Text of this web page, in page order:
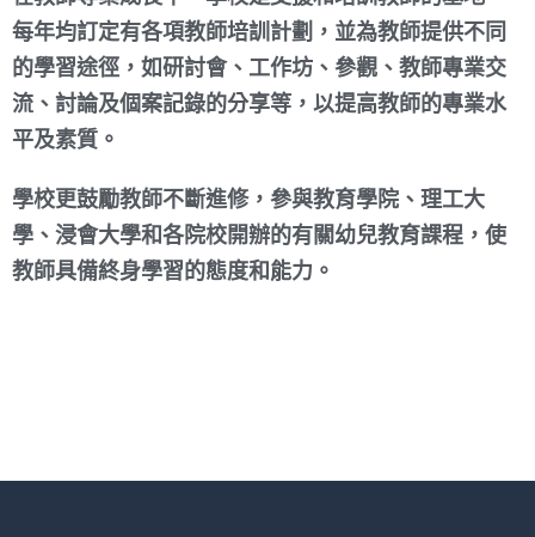
每年均訂定有各項教師培訓計劃，並為教師提供不同
的學習途徑，如研討會、工作坊、參觀、教師專業交
流、討論及個案記錄的分享等，以提高教師的專業水
平及素質。
學校更鼓勵教師不斷進修，參與教育學院、理工大
學、浸會大學和各院校開辦的有關幼兒教育課程，使
教師具備終身學習的態度和能力。